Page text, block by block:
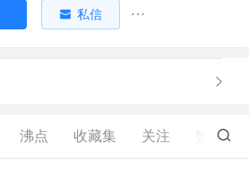
私信
沸点 收藏集 关注 142